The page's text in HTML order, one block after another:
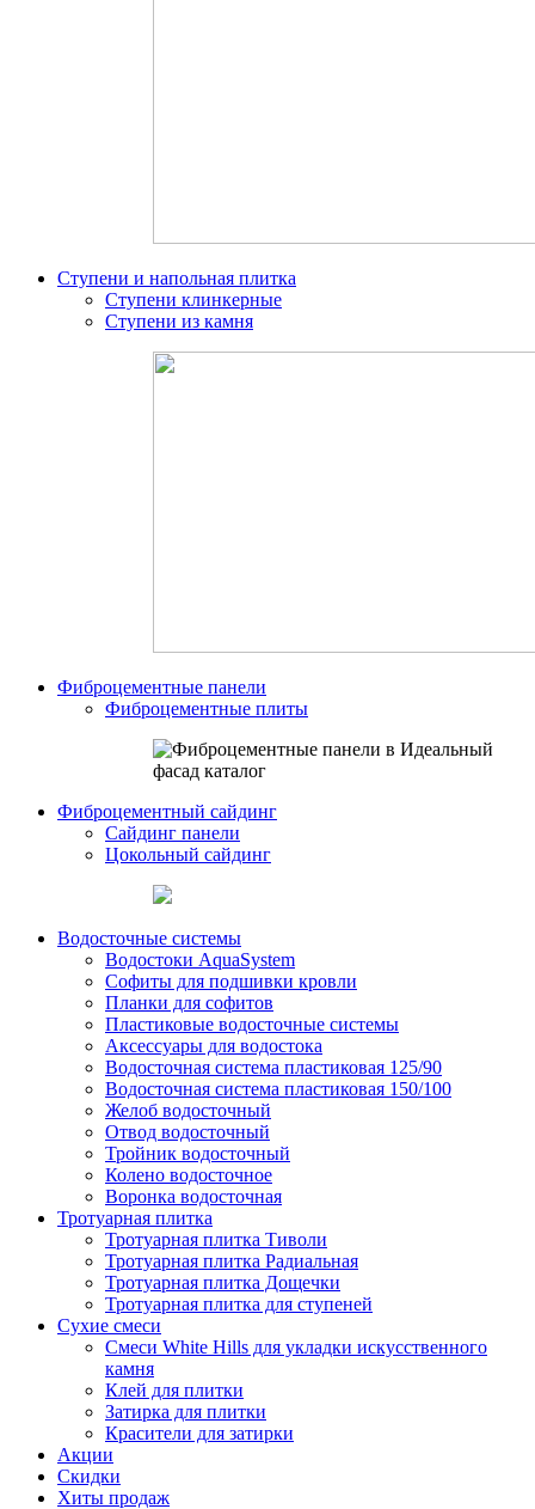
Ступени и напольная плитка
Ступени клинкерные
Ступени из камня
Фиброцементные панели
Фиброцементные плиты
Фиброцементный сайдинг
Сайдинг панели
Цокольный сайдинг
Водосточные системы
Водостоки AquaSystem
Софиты для подшивки кровли
Планки для софитов
Пластиковые водосточные системы
Аксессуары для водостока
Водосточная система пластиковая 125/90
Водосточная система пластиковая 150/100
Желоб водосточный
Отвод водосточный
Тройник водосточный
Колено водосточное
Воронка водосточная
Тротуарная плитка
Тротуарная плитка Тиволи
Тротуарная плитка Радиальная
Тротуарная плитка Дощечки
Тротуарная плитка для ступеней
Сухие смеси
Смеси White Hills для укладки искусственного
камня
Клей для плитки
Затирка для плитки
Красители для затирки
Акции
Скидки
Хиты продаж